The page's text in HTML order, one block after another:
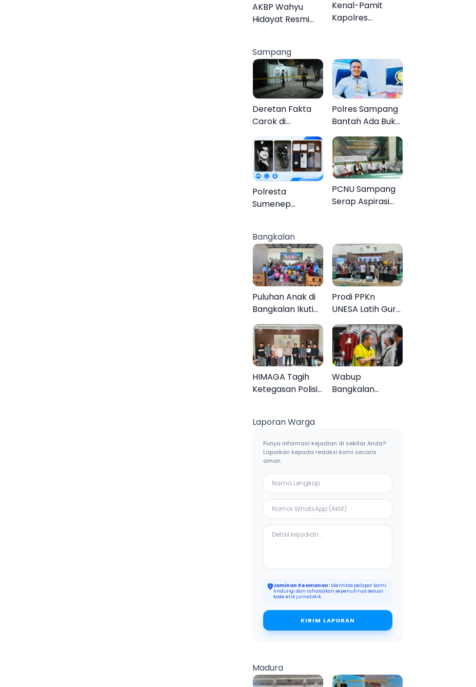
Organisasi
AKBP Wahyu
Hidayat Resmi
Disambut Tradisi
Gerbang Pora
Kenal-Pamit
Kapolres
Cenderamata
untuk AKBP
Hendra
Sampang
Deretan Fakta
Carok di
60 Tahun Duel
Melawan 2 Pria
Polres Sampang
Bantah Ada Bukti
Kasus Rudapaksa
Anak 27
Tersangka
Polresta
Sumenep
Sampang, Tiga
Pengedar
Ditangkap
PCNU Sampang
Serap Aspirasi
Bangkalan
Puluhan Anak di
Bangkalan Ikuti
Lomba Mewarnai
Bertema Liburan
Keluarga
Prodi PPKn
UNESA Latih Guru
PPKn Bangkalan
dengan
Pembelajaran
Inovasi Teknologi
HIMAGA Tagih
Ketegasan Polisi
Galis Bangkalan
Wabup
Bangkalan
Ketiban Berkah
Laporan Warga
Punya informasi kejadian di sekitar Anda?
Laporkan kepada redaksi kami secara
aman.
Jaminan Keamanan: Identitas pelapor kami
lindungi dan rahasiakan sepenuhnya sesuai
kode etik jurnalistik.
KIRIM LAPORAN
Madura